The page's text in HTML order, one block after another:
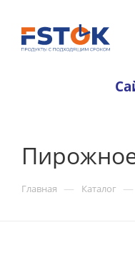
Главная — Каталог —